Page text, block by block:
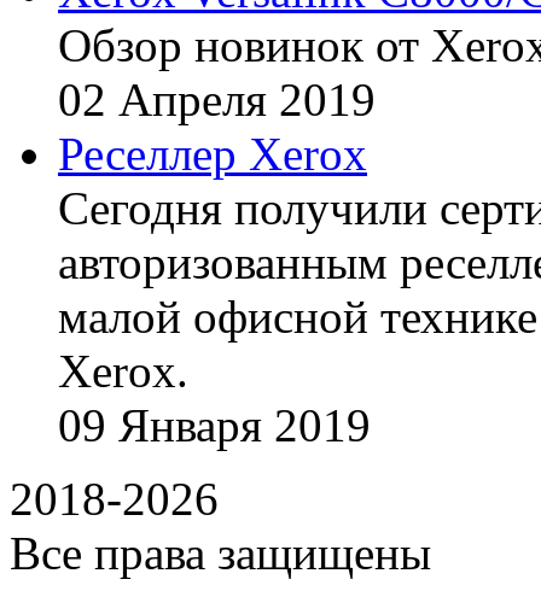
Обзор новинок от
02 Апреля 2019
Реселлер Xerox
Сегодня получили
авторизованным
малой офисной
Xerox.
09 Января 2019
2018-2026
Все права защищены